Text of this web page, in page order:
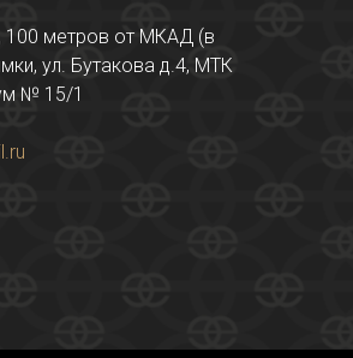
100 метров от МКАД (в
ул. Бутакова д.4, МТК
№ 15/1